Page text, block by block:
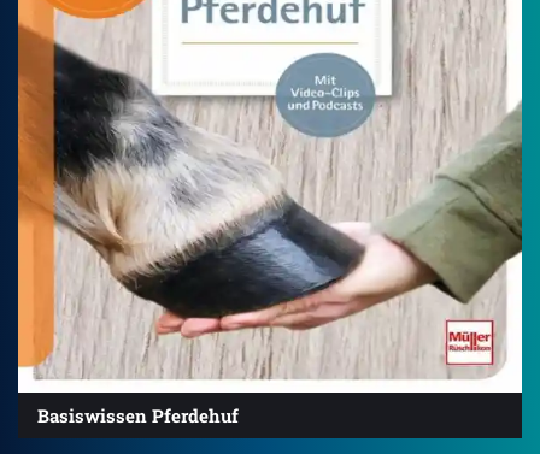
Basiswissen Pferdehuf